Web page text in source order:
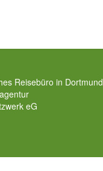
Reisebüro in Dortmund
eG